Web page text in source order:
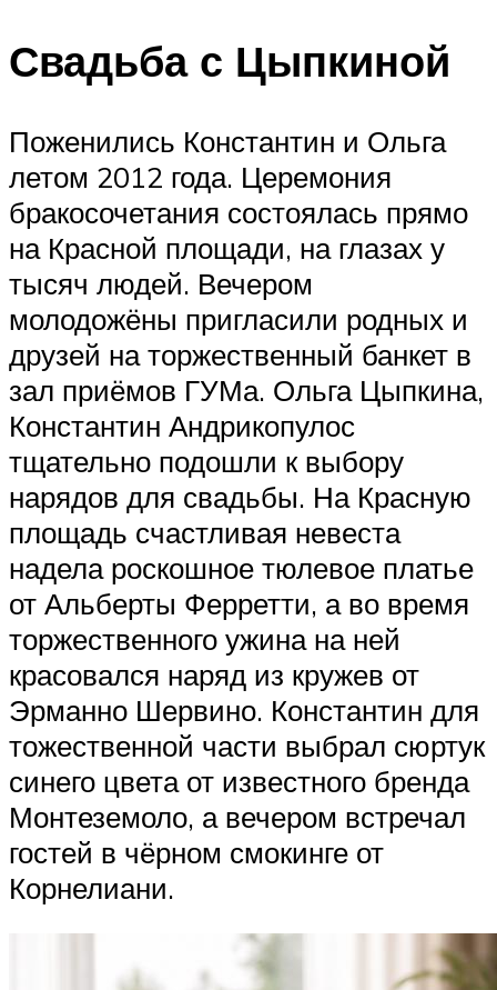
Свадьба с Цыпкиной
Поженились Константин и Ольга
летом 2012 года. Церемония
бракосочетания состоялась прямо
на Красной площади, на глазах у
тысяч людей. Вечером
молодожёны пригласили родных и
друзей на торжественный банкет в
зал приёмов ГУМа. Ольга Цыпкина,
Константин Андрикопулос
тщательно подошли к выбору
нарядов для свадьбы. На Красную
площадь счастливая невеста
надела роскошное тюлевое платье
от Альберты Ферретти, а во время
торжественного ужина на ней
красовался наряд из кружев от
Эрманно Шервино. Константин для
тожественной части выбрал сюртук
синего цвета от известного бренда
Монтеземоло, а вечером встречал
гостей в чёрном смокинге от
Корнелиани.